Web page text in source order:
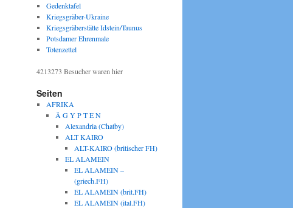
Gedenktafel
Kriegsgräber-Ukraine
Kriegsgräberstätte Idstein/Taunus
Potsdamer Ehrenmale
Totenzettel
4213273 Besucher waren hier
Seiten
AFRIKA
Ä G Y P T E N
Alexandria (Chatby)
ALT KAIRO
ALT-KAIRO (britischer FH)
EL ALAMEIN
EL ALAMEIN –
(griech.FH)
EL ALAMEIN (brit.FH)
EL ALAMEIN (ital.FH)